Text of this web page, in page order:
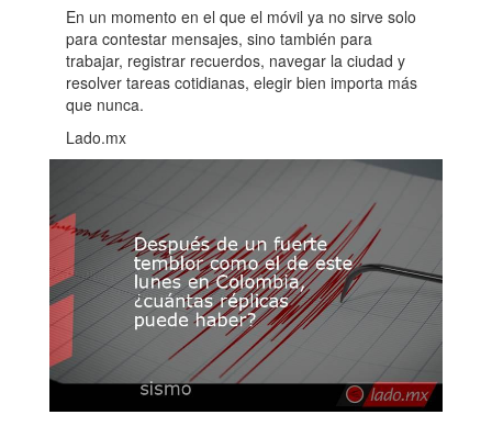
En un momento en el que el móvil ya no sirve solo
para contestar mensajes, sino también para
trabajar, registrar recuerdos, navegar la ciudad y
resolver tareas cotidianas, elegir bien importa más
que nunca.
Lado.mx